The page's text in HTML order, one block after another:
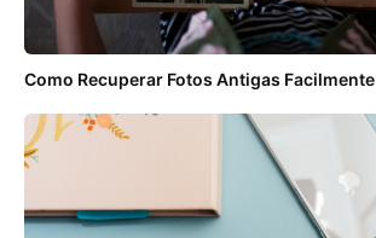
Como Recuperar Fotos Antigas Facilmente